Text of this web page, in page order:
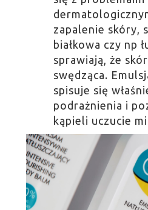
zapalenie skóry,
białkowa czy np
sprawiają, że
swędząca.
spisuje się
podrażnienia i
kąpieli uczucie